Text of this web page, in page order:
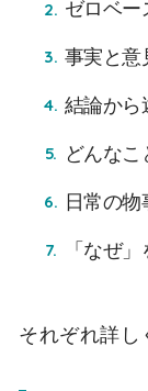
ゼロベー
事実と意
結論から
どんな
日常の物
「なぜ
それぞれ詳し